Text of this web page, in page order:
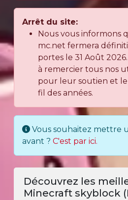
Arrêt du site:
Nous vous informons
mc.net fermera
portes le 31 Août
à remercier tous nos
pour leur soutien et
fil des années.
Vous souhaitez mettre
avant ? C'est par ici.
Découvrez les
Minecraft skyblock